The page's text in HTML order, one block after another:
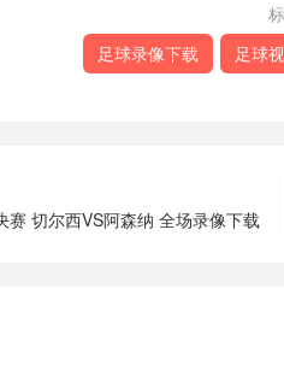
足球录像下载
足球
赛 切尔西VS阿森纳 全场录像下载